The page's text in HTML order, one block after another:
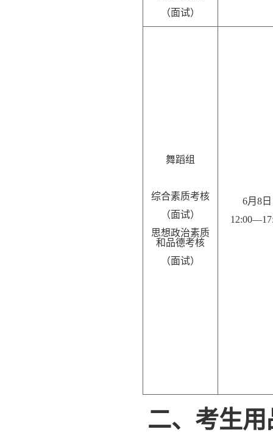
（面试）
舞蹈组
综合素质考核
（面试）
思想政治素质
和品德考核
（面试）
6月 8日
12:00—1 7
二、 考生用